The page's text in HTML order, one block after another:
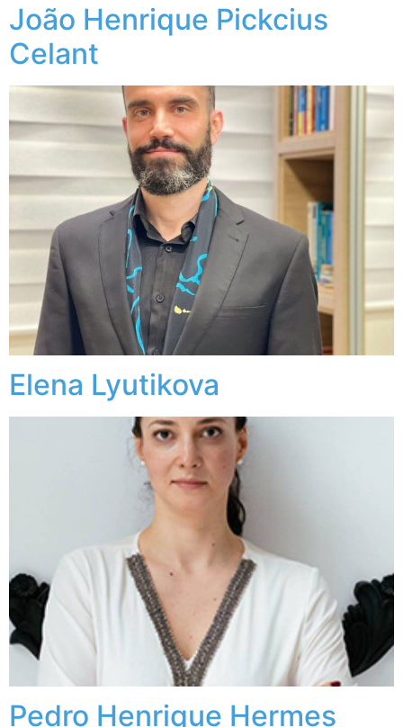
João Henrique Pickcius
Celant
Elena Lyutikova
Pedro Henrique Hermes